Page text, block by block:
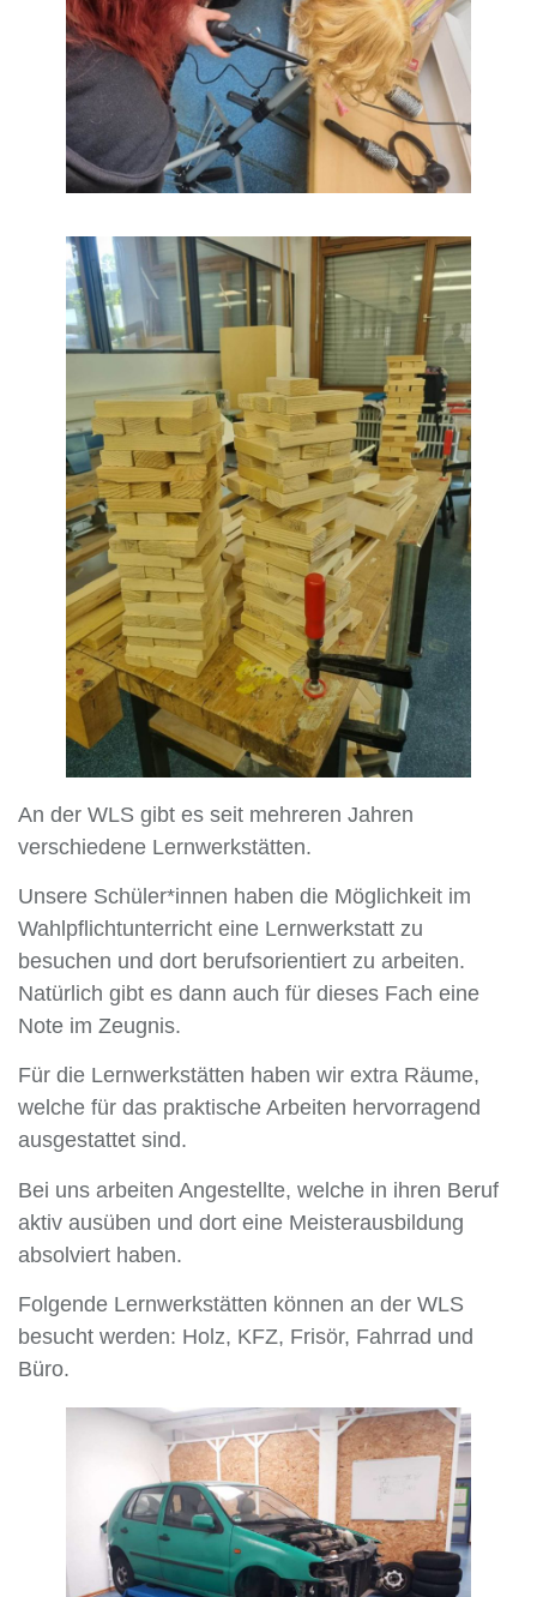
An der WLS gibt es seit mehreren Jahren
verschiedene Lernwerkstätten.
Unsere Schüler*innen haben die Möglichkeit im
Wahlpflichtunterricht eine Lernwerkstatt zu
besuchen und dort berufsorientiert zu arbeiten.
Natürlich gibt es dann auch für dieses Fach eine
Note im Zeugnis.
Für die Lernwerkstätten haben wir extra Räume,
welche für das praktische Arbeiten hervorragend
ausgestattet sind.
Bei uns arbeiten Angestellte, welche in ihren Beruf
aktiv ausüben und dort eine Meisterausbildung
absolviert haben.
Folgende Lernwerkstätten können an der WLS
besucht werden: Holz, KFZ, Frisör, Fahrrad und
Büro.